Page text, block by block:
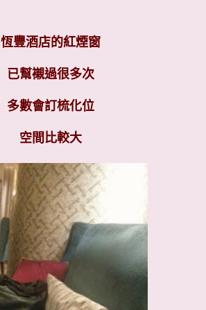
恆豐酒店的紅煙窗
已幫襯過很多次
多數會訂梳化位
空間比較大